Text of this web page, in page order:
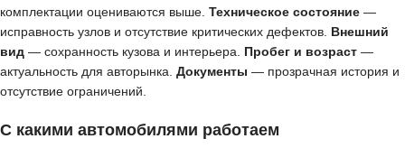
комплектации оцениваются выше. Техническое состояние —
исправность узлов и отсутствие критических дефектов. Внешний
вид — сохранность кузова и интерьера. Пробег и возраст —
актуальность для авторынка. Документы — прозрачная история и
отсутствие ограничений.
С какими автомобилями работаем